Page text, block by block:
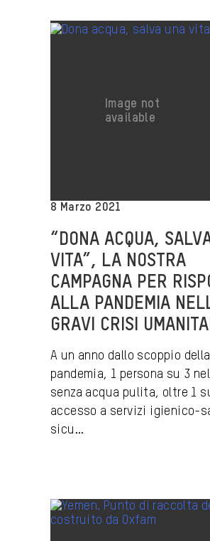
8 Marzo 2021
“DONA ACQUA,
VITA”, LA NOSTRA
CAMPAGNA PER
ALLA PANDEMIA
GRAVI CRISI
A un anno dallo scoppio della
pandemia, 1 persona su 3
senza acqua pulita, oltre 1
accesso a servizi igienico-
sicu...